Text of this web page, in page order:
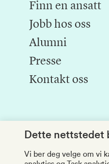
Finn en ansatt
Jobb hos oss
Alumni
Presse
Kontakt oss
Dette nettstedet
Vi ber deg velge om vi